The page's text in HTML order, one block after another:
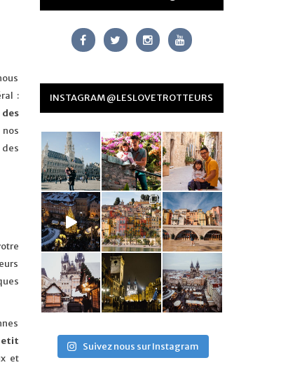
:
des
et
INSTAGRAM @LESLOVETROTTEURS
Suivez nous sur Instagram